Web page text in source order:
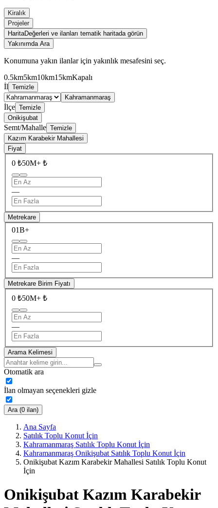
Kiralık
Projeler
HaritaDeğerleri ve ilanları tematik haritada görün
Yakınımda Ara
Konumuna yakın ilanlar için yakınlık mesafesini seç.
0.5km5km10km15kmKapalı
İl Temizle
Kahramanmaraş
İlçe Temizle
Onikişubat
Semt/Mahalle Temizle
Kazım Karabekir Mahallesi
Fiyat
0 ₺50M+ ₺
—
Metrekare
01B+
—
Metrekare Birim Fiyatı
0 ₺50M+ ₺
—
Arama Kelimesi
Otomatik ara
İlan olmayan seçenekleri gizle
Ara (0 ilan)
Ana Sayfa
Satılık Toplu Konut İçin
Kahramanmaraş Satılık Toplu Konut İçin
Kahramanmaraş Onikişubat Satılık Toplu Konut İçin
Onikişubat Kazım Karabekir Mahallesi Satılık Toplu Konut
İçin
Onikişubat Kazım Karabekir